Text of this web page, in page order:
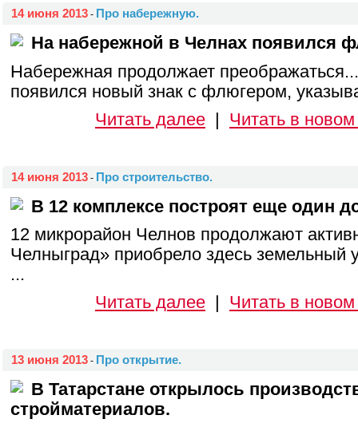
14 июня 2013 - Про набережную.
На набережной в Челнах появился
Набережная продолжает
появился новый знак с флюгером,
Читать далее
Читать в новом
14 июня 2013 - Про строительство.
В 12 комплексе построят еще один
12 микрорайон Челнов продолжают
Челныград» приобрело здесь земельный
...
Читать далее
Читать в новом
13 июня 2013 - Про открытие.
В Татарстане открылось
стройматериалов.